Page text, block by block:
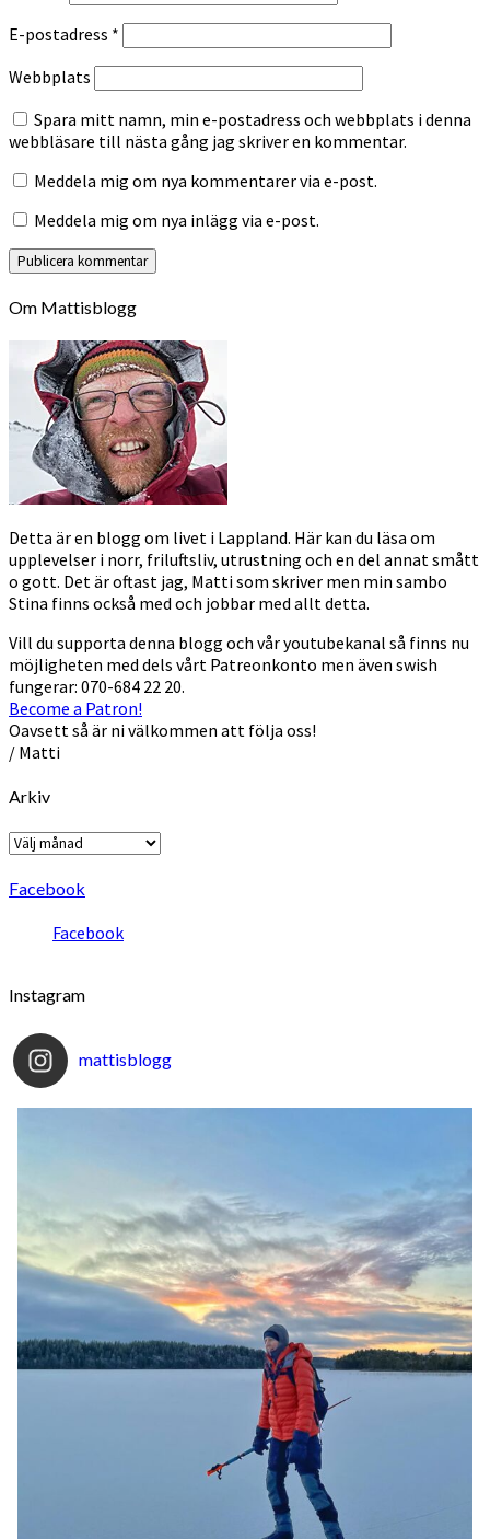
E-postadress *
Webbplats
Spara mitt namn, min e-postadress och webbplats i denna
webbläsare till nästa gång jag skriver en kommentar.
Meddela mig om nya kommentarer via e-post.
Meddela mig om nya inlägg via e-post.
Om Mattisblogg
Detta är en blogg om livet i Lappland. Här kan du läsa om
upplevelser i norr, friluftsliv, utrustning och en del annat smått
o gott. Det är oftast jag, Matti som skriver men min sambo
Stina finns också med och jobbar med allt detta.
Vill du supporta denna blogg och vår youtubekanal så finns nu
möjligheten med dels vårt Patreonkonto men även swish
fungerar: 070-684 22 20.
Become a Patron!
Oavsett så är ni välkommen att följa oss!
/ Matti
Arkiv
Arkiv
Facebook
Facebook
Instagram
mattisblogg